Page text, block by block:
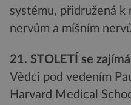
systému, přidružená k
nervům a míšním
21. STOLETÍ se
Vědci pod vedením
Harvard Medical